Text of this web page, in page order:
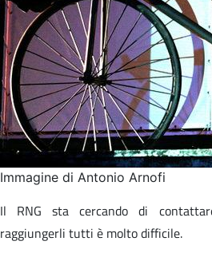
Immagine di Antonio Arnofi
Il RNG sta cercando di
raggiungerli tutti è molto difficile.